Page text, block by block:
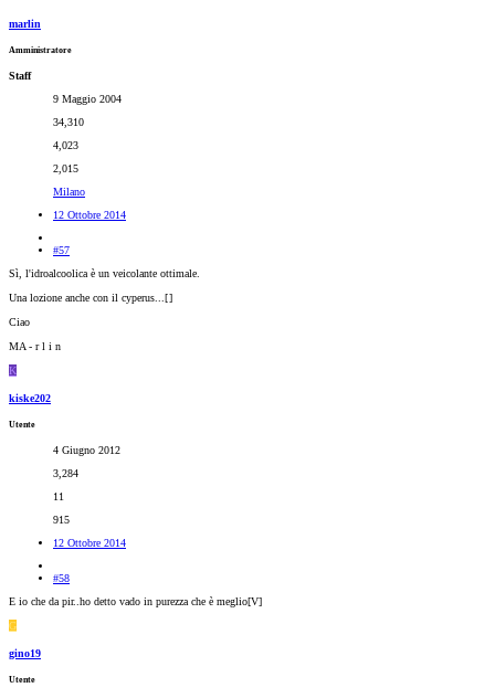
marlin
Amministratore
Staff
9 Maggio 2004
34,310
4,023
2,015
Milano
12 Ottobre 2014
#57
Sì, l'idroalcoolica è un veicolante ottimale.
Una lozione anche con il cyperus...[]
Ciao
MA - r l i n
K
kiske202
Utente
4 Giugno 2012
3,284
11
915
12 Ottobre 2014
#58
E io che da pir..ho detto vado in purezza che è meglio[V]
G
gino19
Utente